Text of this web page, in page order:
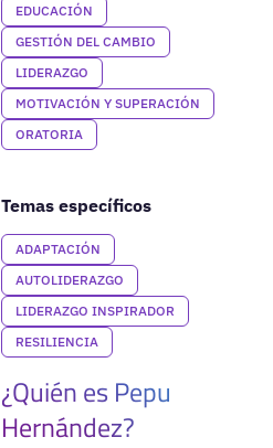
EDUCACIÓN
GESTIÓN DEL CAMBIO
LIDERAZGO
MOTIVACIÓN Y SUPERACIÓN
ORATORIA
Temas específicos
ADAPTACIÓN
AUTOLIDERAZGO
LIDERAZGO INSPIRADOR
RESILIENCIA
¿Quién es Pepu
Hernández?